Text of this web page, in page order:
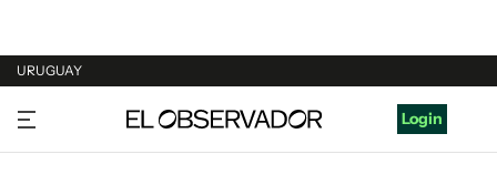
URUGUAY
URUGUAY
ARGENTINA
Login